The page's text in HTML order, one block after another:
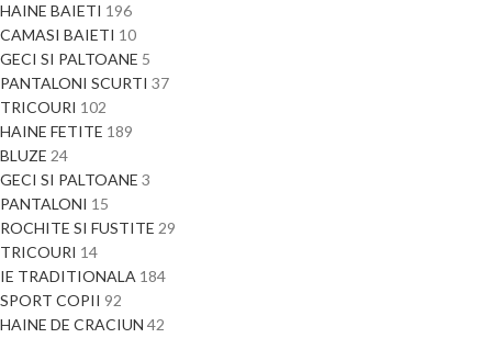
HAINE BAIETI 196
CAMASI BAIETI 10
GECI SI PALTOANE 5
PANTALONI SCURTI 37
TRICOURI 102
HAINE FETITE 189
BLUZE 24
GECI SI PALTOANE 3
PANTALONI 15
ROCHITE SI FUSTITE 29
TRICOURI 14
IE TRADITIONALA 184
SPORT COPII 92
HAINE DE CRACIUN 42